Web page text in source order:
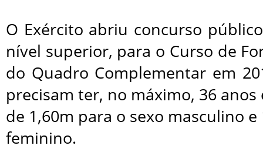
O Exército abriu concurso
nível superior, para o Curso de
do Quadro Complementar em
precisam ter, no máximo, 36
de 1,60m para o sexo masculino
feminino.